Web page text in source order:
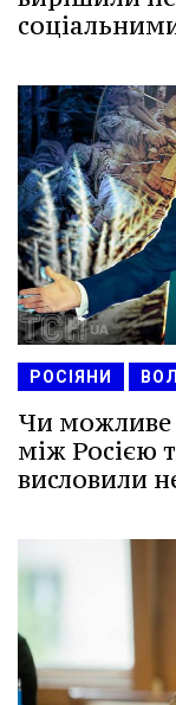
РОСІЯНИ
Чи можливе
між Росією
висловили